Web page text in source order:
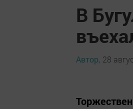
В
Автор, 28